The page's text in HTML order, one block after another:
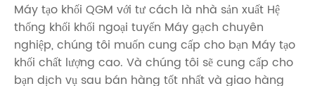
Máy tạo khối QGM với tư cách là nhà sản xuất Hệ
thống khối khối ngoại tuyến Máy gạch chuyên
nghiệp, chúng tôi muốn cung cấp cho bạn Máy tạo
khối chất lượng cao. Và chúng tôi sẽ cung cấp cho
bạn dịch vụ sau bán hàng tốt nhất và giao hàng